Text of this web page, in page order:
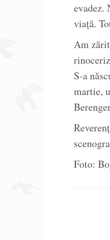
evadez.
viață.
Am
S-a
martie,
Foto: